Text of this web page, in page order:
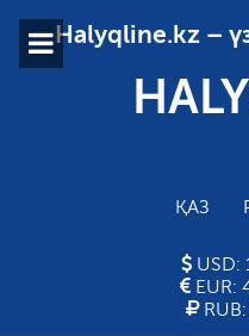
Halyqline.kz –
ҚАЗ
USD:
EUR:
RUB: